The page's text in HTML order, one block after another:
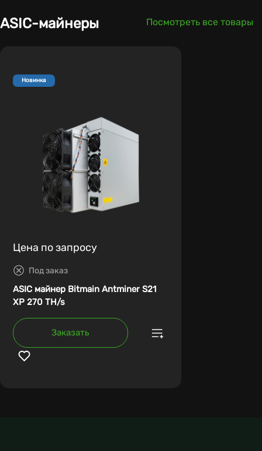
ASIC-майнеры Посмотреть все товары
Новинка
Цена по запросу
Под заказ
ASIC майнер Bitmain Antminer S21
XP 270 TH/s
Заказать